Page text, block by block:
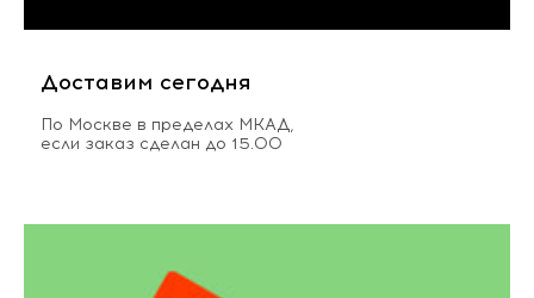
Доставим сегодня
По Москве в пределах МКАД,
если заказ сделан до 15.00